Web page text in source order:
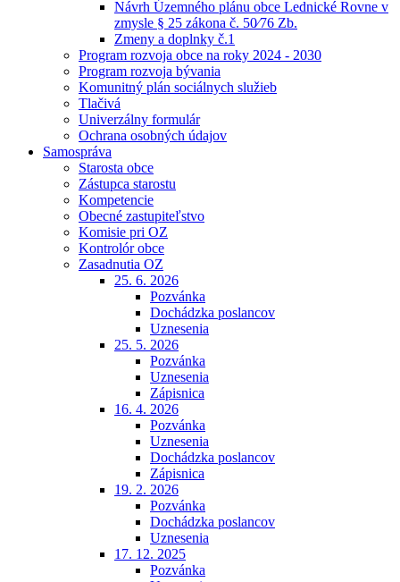
Návrh Územného plánu obce Lednické Rovne v
zmysle § 25 zákona č. 50⁄76 Zb.
Zmeny a doplnky č.1
Program rozvoja obce na roky 2024 - 2030
Program rozvoja bývania
Komunitný plán sociálnych služieb
Tlačivá
Univerzálny formulár
Ochrana osobných údajov
Samospráva
Starosta obce
Zástupca starostu
Kompetencie
Obecné zastupiteľstvo
Komisie pri OZ
Kontrolór obce
Zasadnutia OZ
25. 6. 2026
Pozvánka
Dochádzka poslancov
Uznesenia
25. 5. 2026
Pozvánka
Uznesenia
Zápisnica
16. 4. 2026
Pozvánka
Uznesenia
Dochádzka poslancov
Zápisnica
19. 2. 2026
Pozvánka
Dochádzka poslancov
Uznesenia
17. 12. 2025
Pozvánka